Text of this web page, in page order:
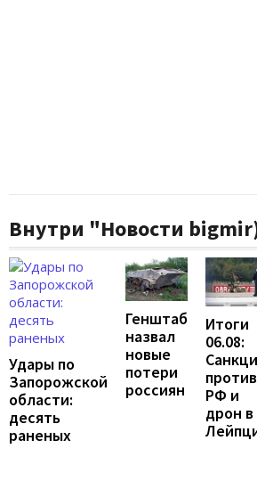
Внутри "Новости
Удары по
Запорожской
области:
десять
раненых
Генштаб
назвал
новые
потери
россиян
Итоги
06.08:
против
РФ и
дрон в